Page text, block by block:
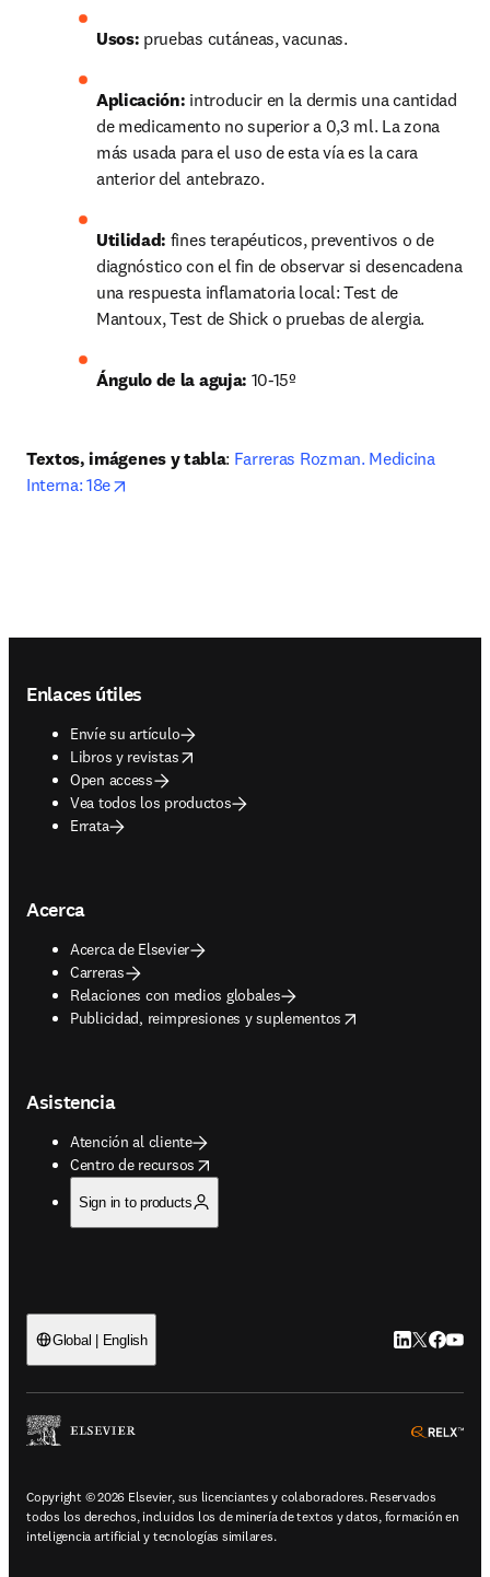
Usos: pruebas cutáneas, vacunas.
Aplicación: introducir en la dermis una cantidad
de medicamento no superior a 0,3 ml. La zona
más usada para el uso de esta vía es la cara
anterior del antebrazo.
Utilidad: fines terapéuticos, preventivos o de
diagnóstico con el fin de observar si desencadena
una respuesta inflamatoria local: Test de
Mantoux, Test de Shick o pruebas de alergia.
Ángulo de la aguja: 10-15º
Textos, imágenes y tabla: Farreras Rozman. Medicina
Interna: 18e
Enlaces útiles
Envíe su artículo
Libros y revistas
opens in new tab/window
Open access
Vea todos los productos
Errata
Acerca
Acerca de Elsevier
Carreras
Relaciones con medios globales
Publicidad, reimpresiones y suplementos
opens in new tab/window
Asistencia
Atención al cliente
Centro de recursos
opens in new tab/window
Sign in to products
Global | English LinkedIn se
Twitter se
Copyright © 2026 Elsevier, sus licenciantes y colaboradores. Reservados
todos los derechos, incluidos los de minería de textos y datos, formación en
inteligencia artificial y tecnologías similares.